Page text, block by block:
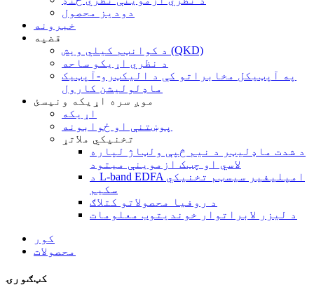
دودیز محصول
خبرونه
قضیه
د کوانټم کیلي ویش (QKD)
د نظري اړیکو ساحه
په آپټیکل مخابراتو کې د الیکټرو-آپټیک
ماډلولیشن کارول
موږ سره اړیکه ونیسئ
اړیکه
پوښتنې او ځوابونه
تخنیکي ملاتړ
د شدت ماډلیټر د نیم څپې ولټاژ لپاره
لاسي او چټک ازموینې میتود
د L-band EDFA امپلیفیر سیسټم تخنیکي
سکیم
د روفیا محصولاتو کتلاګ
د لیزر لابراتوار خوندیتوب معلومات
کور
محصولات
کټګورۍ